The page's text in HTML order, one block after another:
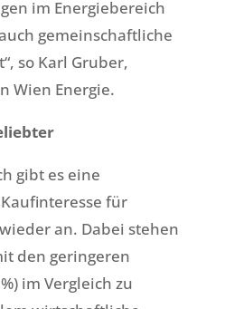
im Energiebereich
gemeinschaftliche
so Karl Gruber,
Wien Energie.
gibt es eine
für
an. Dabei stehen
den geringeren
im Vergleich zu